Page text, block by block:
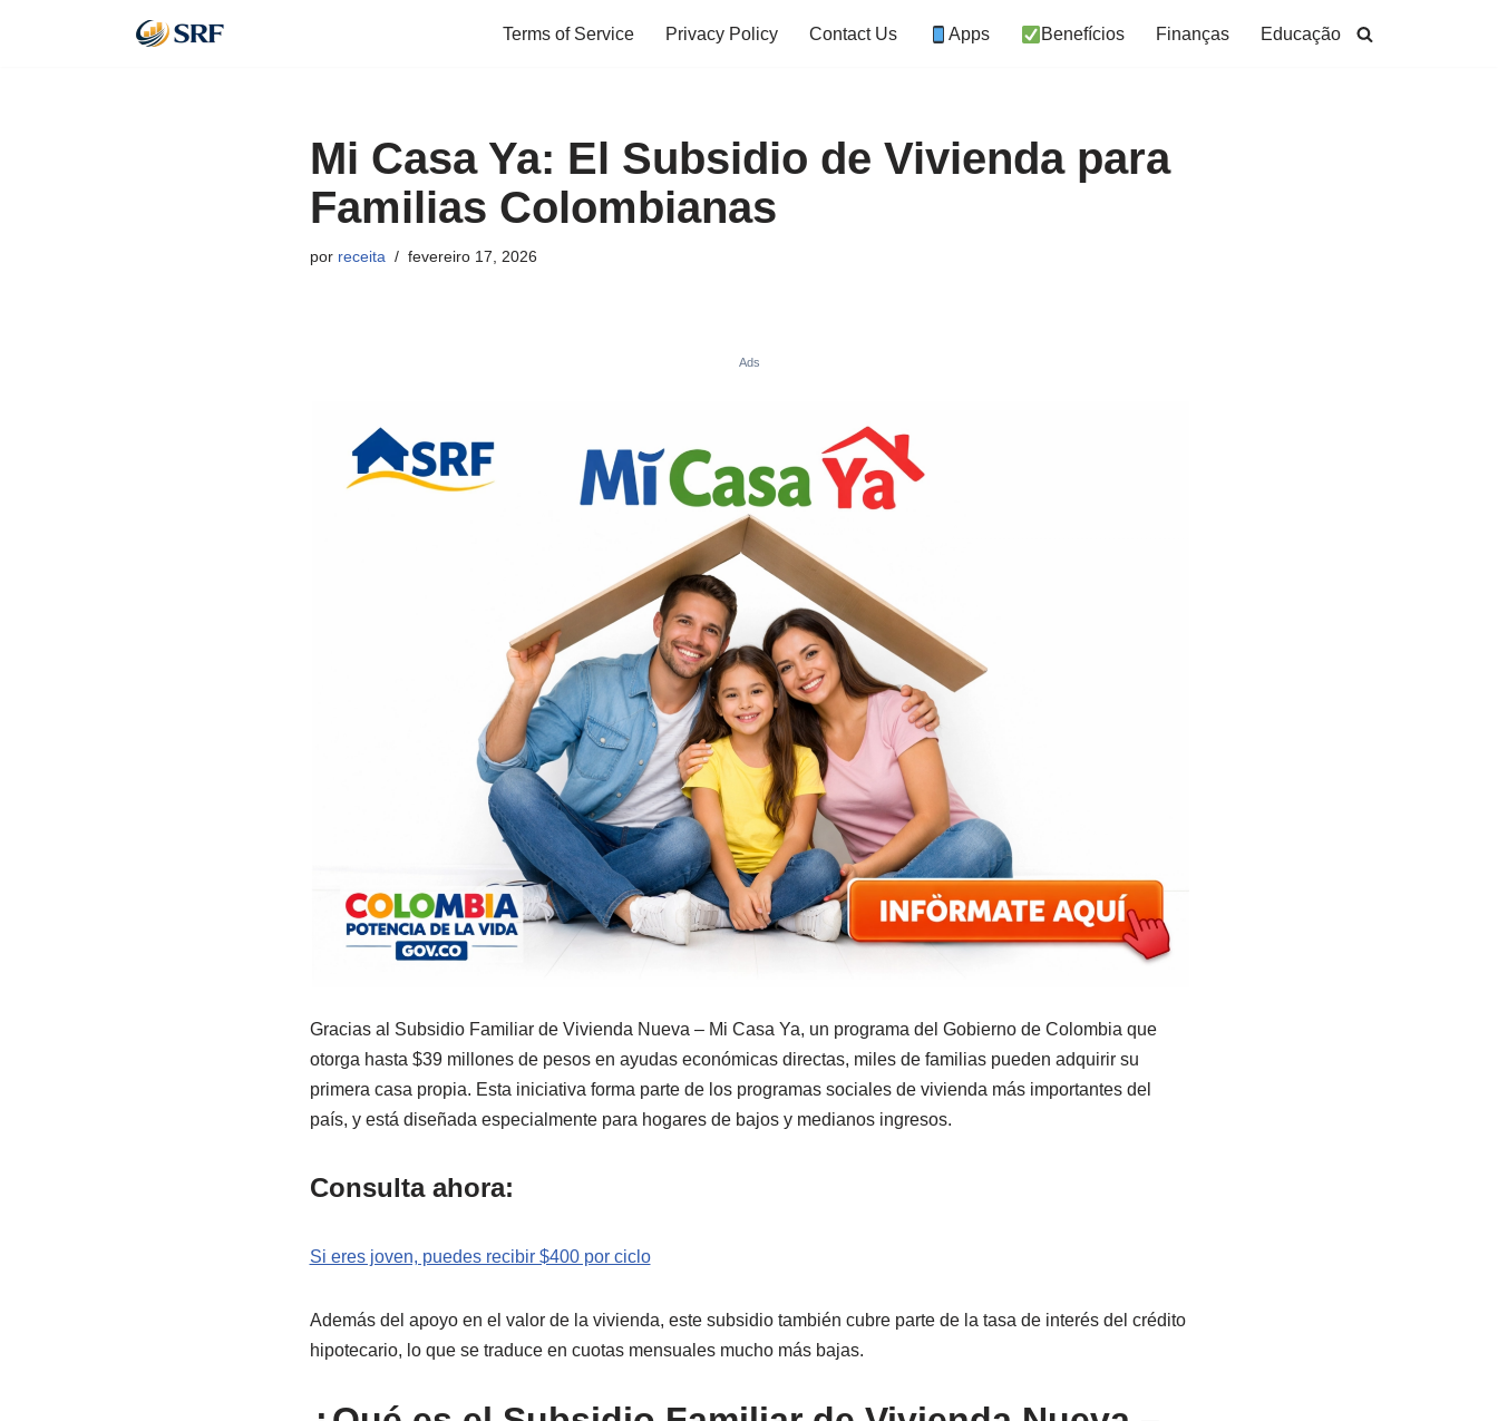
Terms of Service Privacy Policy Contact Us Apps Benefícios Finanças Educação
Mi Casa Ya: El Subsidio de Vivienda para
Familias Colombianas
por receita fevereiro 17, 2026
Ads
Gracias al Subsidio Familiar de Vivienda Nueva – Mi Casa Ya, un programa del Gobierno de Colombia que
otorga hasta $39 millones de pesos en ayudas económicas directas, miles de familias pueden adquirir su
primera casa propia. Esta iniciativa forma parte de los programas sociales de vivienda más importantes del
país, y está diseñada especialmente para hogares de bajos y medianos ingresos.
Consulta ahora:
Si eres joven, puedes recibir $400 por ciclo
Además del apoyo en el valor de la vivienda, este subsidio también cubre parte de la tasa de interés del crédito
hipotecario, lo que se traduce en cuotas mensuales mucho más bajas.